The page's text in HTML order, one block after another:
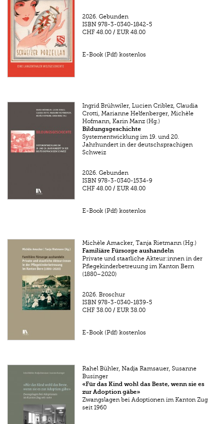
2026. Gebunden
ISBN 978-3-0340-1842-5
CHF 48.00 /EUR 48.00
E-Book (Pdf) kostenlos
Ingrid Brühwiler, Lucien Criblez, Claudia
Crotti, Marianne Helfenberger, Michèle
Hofmann, Karin Manz (Hg.)
Bildungsgeschichte
Systementwicklung im 19. und 20.
Jahrhundert in der deutschsprachigen
Schweiz
2026. Gebunden
ISBN 978-3-0340-1534-9
CHF 48.00 /EUR 48.00
E-Book (Pdf) kostenlos
Michèle Amacker, Tanja Rietmann (Hg.)
Familiäre Fürsorge aushandeln
Private und staatliche Akteur:innen in der
Pflegekinderbetreuung im Kanton Bern
(1880–2020)
2026. Broschur
ISBN 978-3-0340-1839-5
CHF 38.00 /EUR 38.00
E-Book (Pdf) kostenlos
Rahel Bühler, Nadja Ramsauer, Susanne
Businger
«Für das Kind wohl das Beste, wenn sie es
zur Adoption gäbe»
Zwangslagen bei Adoptionen im Kanton Zug
seit 1960